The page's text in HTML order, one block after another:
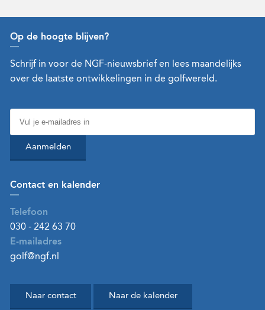
Op de hoogte blijven?
Schrijf in voor de NGF-nieuwsbrief en lees maandelijks
over de laatste ontwikkelingen in de golfwereld.
Aanmelden
Contact en kalender
Telefoon
030 - 242 63 70
E-mailadres
golf@ngf.nl
Naar contact Naar de kalender